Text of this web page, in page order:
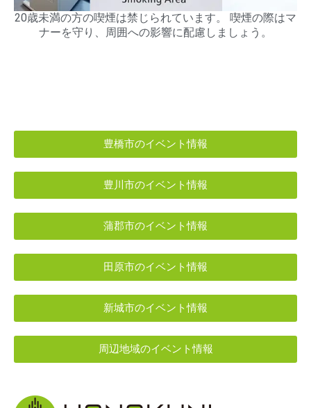
20歳未満の方の喫煙は禁じられています。 喫煙の際はマ
ナーを守り、周囲への影響に配慮しましょう。
豊橋市のイベント情報
豊川市のイベント情報
蒲郡市のイベント情報
田原市のイベント情報
新城市のイベント情報
周辺地域のイベント情報